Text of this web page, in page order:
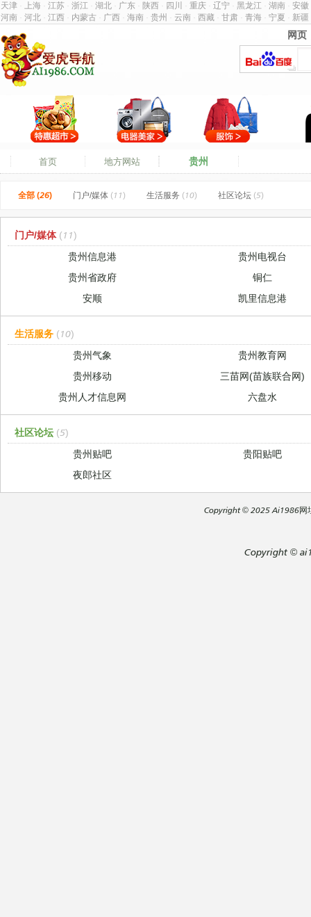
天津 上海 江苏 浙江 湖北 广东 陕西 四川 重庆 辽宁 黑龙江 湖南 安徽
河南
河北 江西 内蒙古 广西 海南 贵州 云南 西藏 甘肃 青海 宁夏 新疆
网页
网页
首页 地方网站 贵州
全部 (26) 门户/媒体 (11) 生活服务 (10) 社区论坛 (5)
门户/媒体 (11)
贵州信息港
贵州电视台
贵州省政府
铜仁
安顺
凯里信息港
生活服务 (10)
贵州气象
贵州教育网
贵州移动
三苗网(苗族联合网)
贵州人才信息网
六盘水
社区论坛 (5)
贵州贴吧
贵阳贴吧
夜郎社区
Copyright© 2025Ai1986网
Copyright ©